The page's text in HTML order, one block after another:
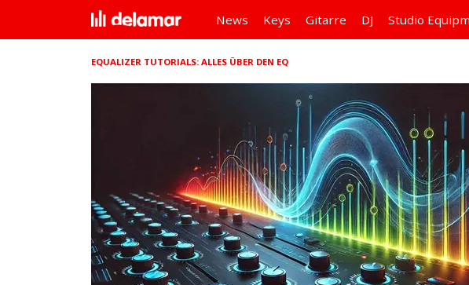
News Keys Gitarre DJ Studio
EQUALIZER TUTORIALS: ALLES ÜBER DEN EQ